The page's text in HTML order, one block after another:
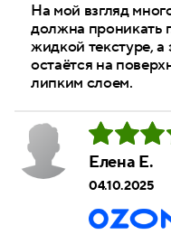
На мой взгляд
должна проникать
жидкой текстуре, а
остаётся на
липким слоем.
Елена Е.
04.10.2025